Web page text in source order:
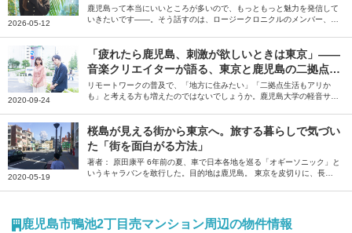
2026-05-12
点
鹿児島って本当にいいところが多いので、もっともっと魅力を発信して
いきたいです――。そう話すのは、ロージークロニクルのメンバー、上
2020-09-24
「疲れたら鹿児島、刺激が欲しいときは東京」――
音楽クリエイターが語る、東京と鹿児島の二拠点生
活のメリット
リモートワークの普及で、「地方に住みたい」「二拠点生活もアリか
も」と考える方も増えたのではないでしょうか。鹿児島大学の軽音サー
ーボーカルの村上学さんと、キーボードの飯野桃子さんに、二拠点生活
や移住先としての鹿児島の住みやすさや、街の魅力、人のあたたかさに
ついて伺いました。
2020-05-19
桜島が見える街から東京へ。旅する暮らしで気づい
た「街を面白がる方法」
著者： 原田康平 6年前の夏、車で日本各地を巡る「オギーソニック」と
いうキャラバンを敢行した。目的地は鹿児島。 東京を皮切りに、長
名乗るようになったのも、このころからだったように思う。 インハウ
スのグラフィックデザイナーとして3年と4カ月勤めた地元・名古屋の食
鹿児島市鴨池2丁目売マンション周辺の物件情報